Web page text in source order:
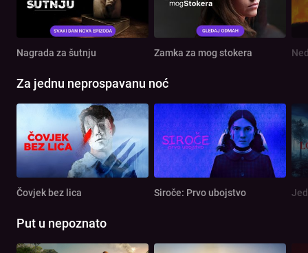
Nagrada za šutnju Zamka za mog stokera
Za jednu neprospavanu noć
Čovjek bez lica Siroče: Prvo ubojstvo
Put u nepoznato